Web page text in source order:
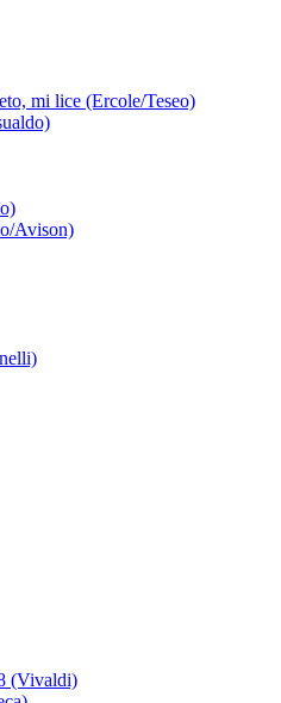
mi lice (Ercole/Teseo)
Avison)
(Vivaldi)